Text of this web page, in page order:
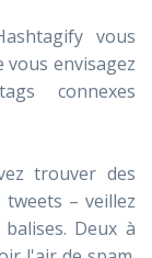
vous
envisagez
connexes
trouver des
– veillez
Deux à